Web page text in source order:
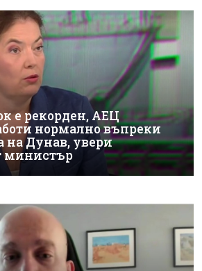
е рекорден, АЕЦ
нормално въпреки
на Дунав, увери
министър